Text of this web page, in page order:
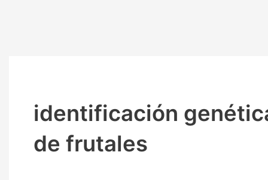
identificación
de frutales